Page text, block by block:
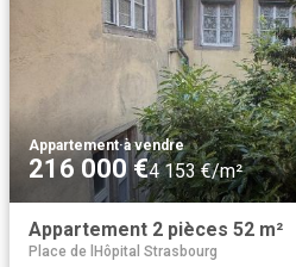
Appartement·à vendre
216 000 €4 153 €/m²
Appartement 2 pièces 52 m²
Place de lHôpital Strasbourg